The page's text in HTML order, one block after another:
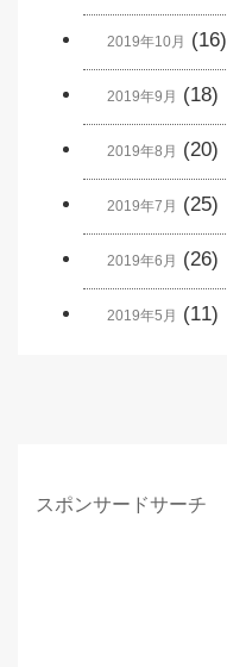
2019年10月 (16)
2019年9月 (18)
2019年8月 (20)
2019年7月 (25)
2019年6月 (26)
2019年5月 (11)
スポンサードサーチ